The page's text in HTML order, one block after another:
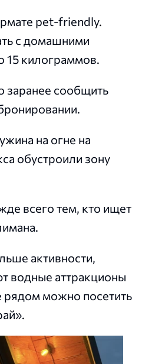
pet-friendly.
с домашними
15 килограммов.
заранее сообщить
на огне на
обустроили зону
всего тем, кто ищет
активности,
водные аттракционы
рядом можно посетить